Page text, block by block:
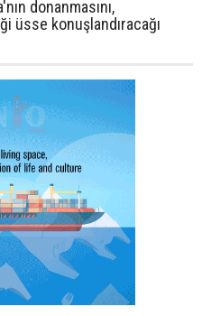
donanmasını,
üsse konuşlandıracağı